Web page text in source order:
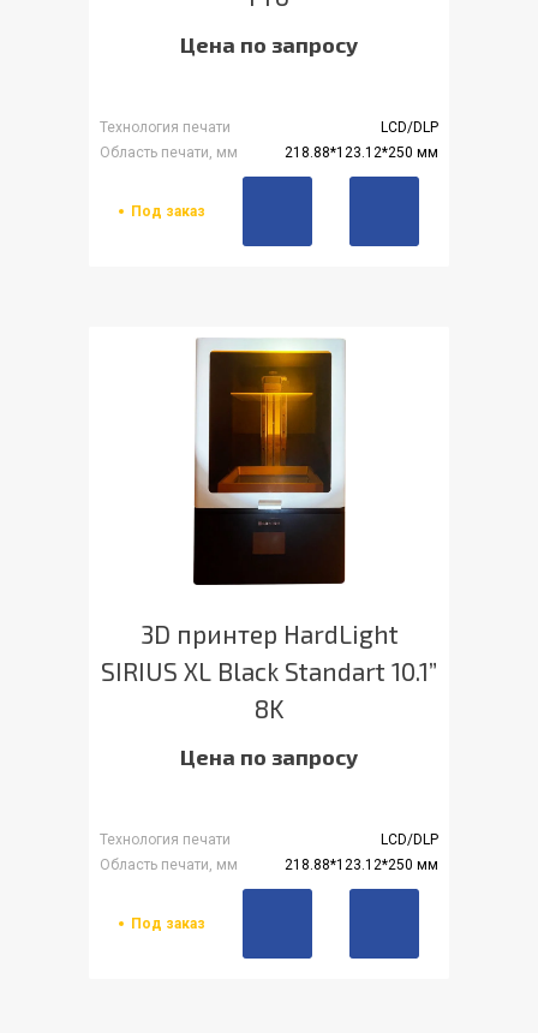
Цена по запросу
Технология печати
LCD/DLP
Область печати, мм
218.88*123.12*250 мм
Под заказ
3D принтер HardLight
SIRIUS XL Black Standart 10.1”
8K
Цена по запросу
Технология печати
LCD/DLP
Область печати, мм
218.88*123.12*250 мм
Под заказ